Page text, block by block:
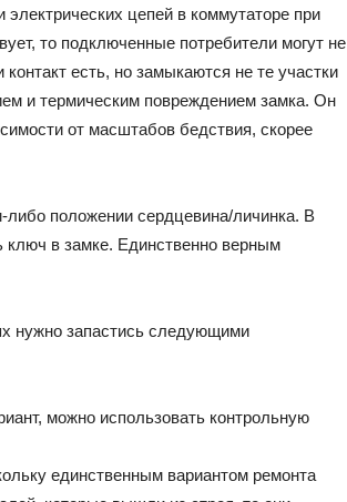
цепей в коммутаторе при
то подключенные потребители могут не
есть, но замыкаются не те участки
и термическим повреждением замка. Он
от масштабов бедствия, скорее
либо положении сердцевина/личинка. В
ключ в замке. Единственно верным
нужно запастись следующими
можно использовать контрольную
единственным вариантом ремонта